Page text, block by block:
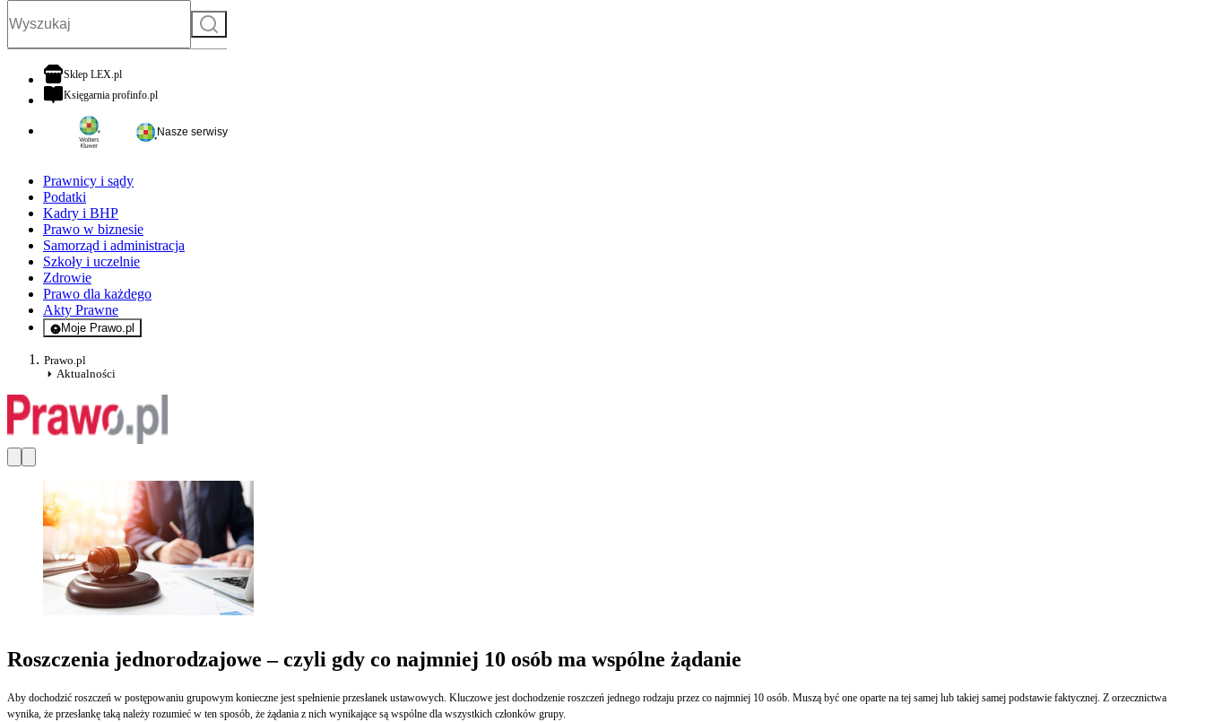
Szukaj
Sklep LEX.plotwiera się w nowej karcie
Księgarnia profinfo.plotwiera się w nowej karcie
Nasze serwisy
Prawnicy i sądy
Podatki
Kadry i BHP
Prawo w biznesie
Samorząd i administracja
Szkoły i uczelnie
Zdrowie
Prawo dla każdego
Akty Prawne
Moje Prawo.pl
- rejestracja i logowanie do serwisu
Prawo.pl
Aktualności
Roszczenia jednorodzajowe – czyli gdy co najmniej 10 osób ma wspólne żądanie
Aby dochodzić roszczeń w postępowaniu grupowym konieczne jest spełnienie przesłanek ustawowych. Kluczowe jest dochodzenie roszczeń jednego rodzaju przez co najmniej 10 osób. Muszą być one oparte na tej samej lub takiej samej podstawie faktycznej. Z orzecznictwa
wynika, że przesłankę taką należy rozumieć w ten sposób, że żądania z nich wynikające są wspólne dla wszystkich członków grupy.